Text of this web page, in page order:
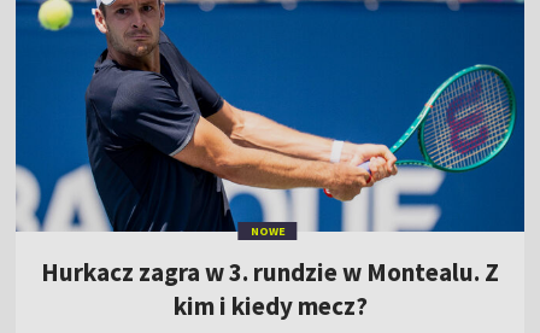
NOWE
Hurkacz zagra w 3. rundzie w Montealu. Z
kim i kiedy mecz?